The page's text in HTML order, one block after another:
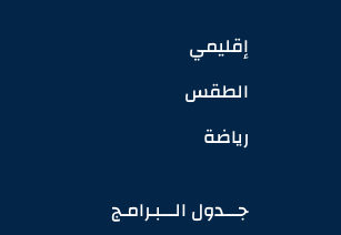
إقليمي
الطقس
رياضة
جـــدول الـــبـرامـج